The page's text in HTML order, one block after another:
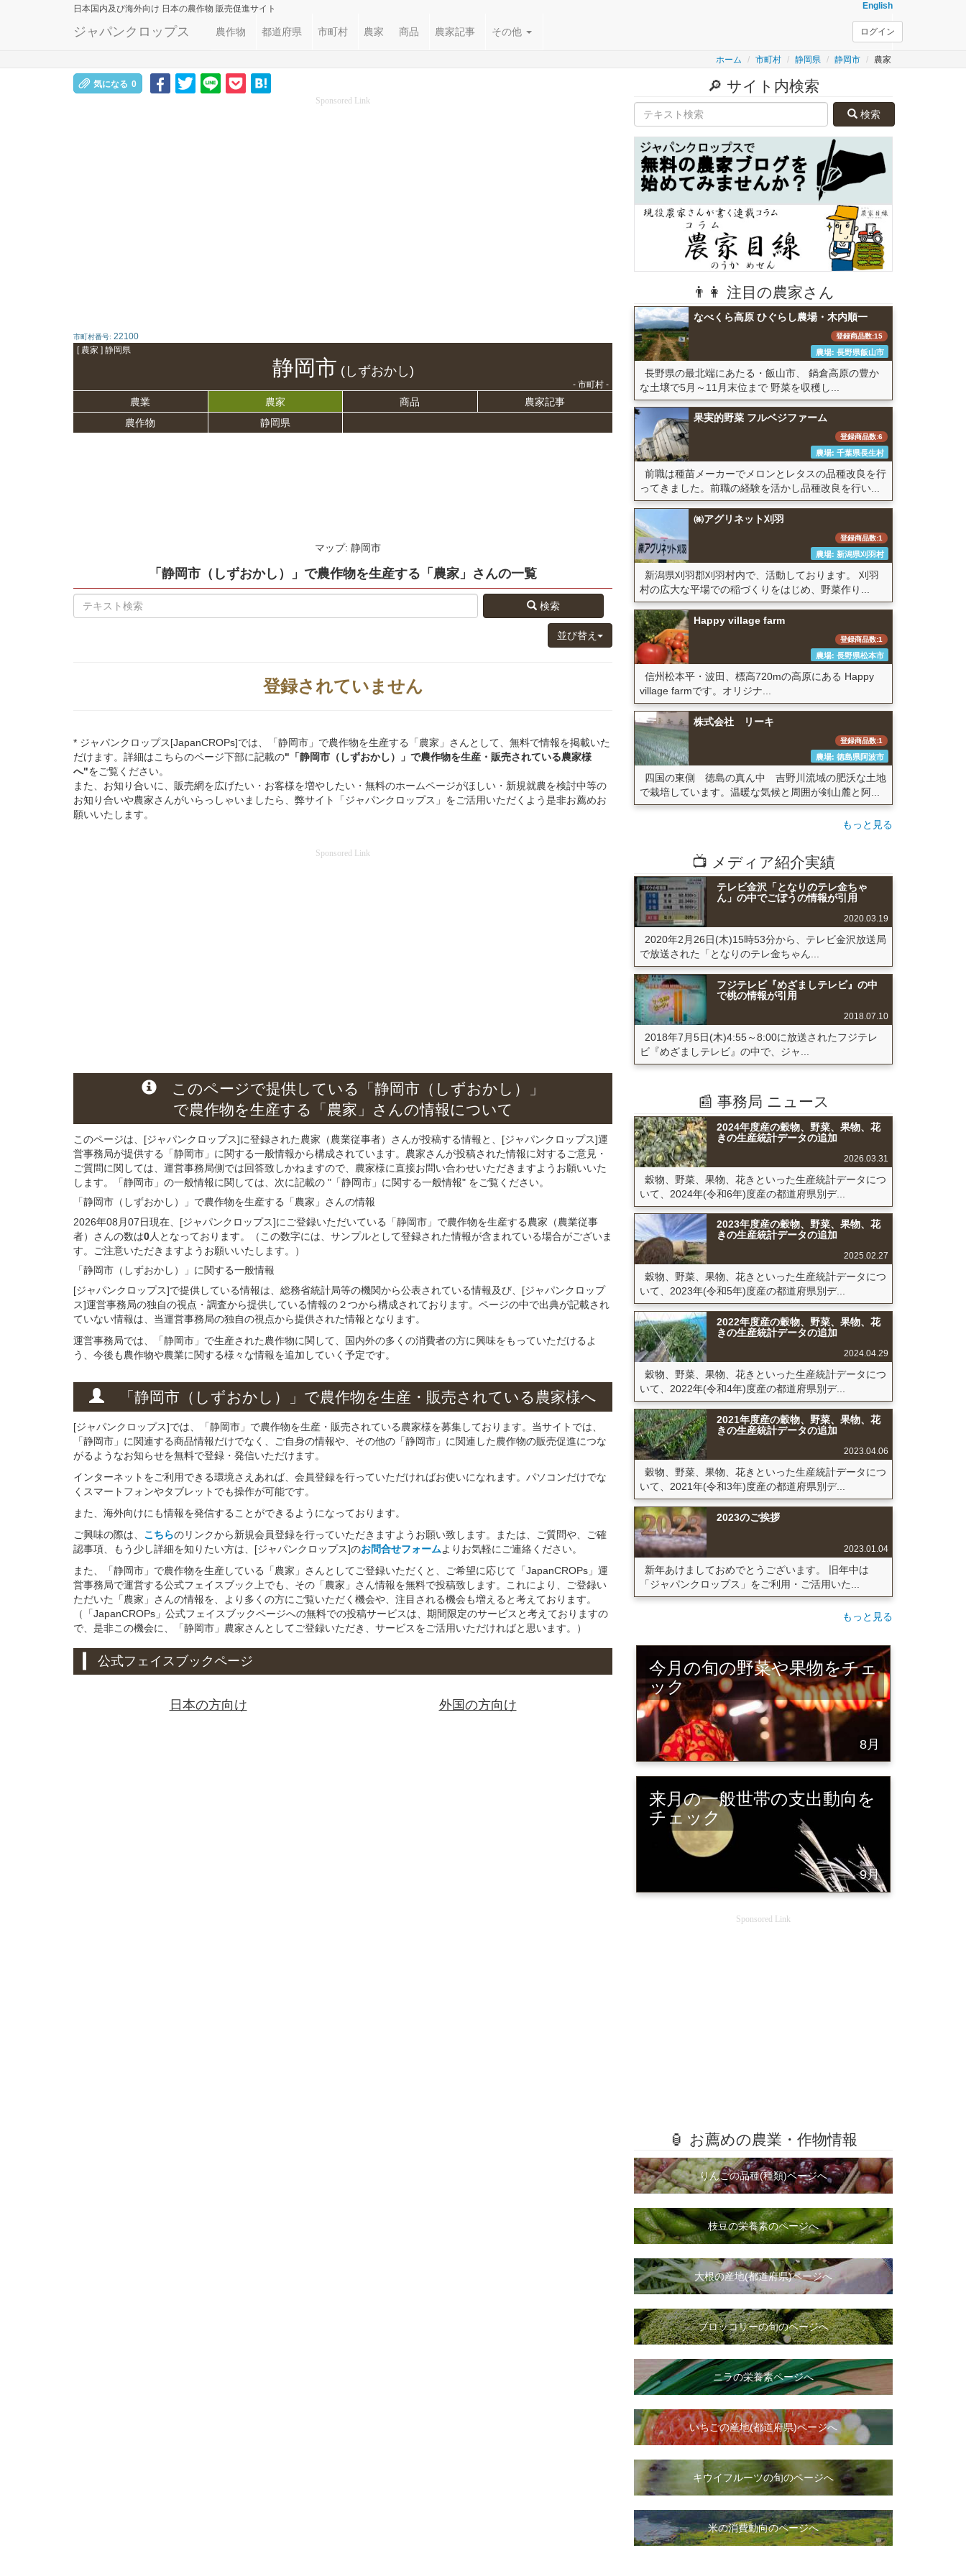
日本国内及び海外向け 日本の農作物 販売促進サイト English
ジャパンクロップス 農作物 都道府県 市町村 農家 商品 農家記事 その他 ログイン
ホーム 市町村 静岡県 静岡市 農家
気になる 0
Sponsored Link
市町村番号: 22100
[ 農家 ] 静岡県
静岡市 (しずおかし)
- 市町村 -
農業 農家 商品
農家記事
農作物
静岡県
マップ: 静岡市
「静岡市（しずおかし）」 で農作物を生産する 「農家」さんの一覧
検索
並び替え
登録されていません
* ジャパンクロップス[JapanCROPs]では、「静岡市」で農作物を生産する「農家」さんとして、無料で情報を掲載いた
だけます。詳細はこちらのページ下部に記載の"「静岡市（しずおかし）」 で農作物を生産・販売されている農家様
へ"をご覧ください。
また、お知り合いに、販売網を広げたい・お客様を増やしたい・無料のホームページがほしい・新規就農を検討中等の
お知り合いや農家さんがいらっしゃいましたら、弊サイト「ジャパンクロップス」をご活用いただくよう是非お薦めお
願いいたします。
Sponsored Link
このページで提供している
「静岡市（しずおかし）」
で農作物を生産する
「農家」さんの情報について
このページは、[ジャパンクロップス]に登録された農家（農業従事者）さんが投稿する情報と、[ジャパンクロップス]運
営事務局が提供する「静岡市」に関する一般情報から構成されています。農家さんが投稿された情報に対するご意見・
ご質問に関しては、運営事務局側では回答致しかねますので、農家様に直接お問い合わせいただきますようお願いいた
します。「静岡市」の一般情報に関しては、次に記載の "「静岡市」に関する一般情報" をご覧ください。
「静岡市（しずおかし）」 で農作物を生産する 「農家」さんの情報
2026年08月07日現在、[ジャパンクロップス]にご登録いただいている「静岡市」で農作物を生産する農家（農業従事
者）さんの数は0人となっております。（この数字には、サンプルとして登録された情報が含まれている場合がございま
す。ご注意いただきますようお願いいたします。）
「静岡市（しずおかし）」 に関する一般情報
[ジャパンクロップス]で提供している情報は、総務省統計局等の機関から公表されている情報及び、[ジャパンクロップ
ス]運営事務局の独自の視点・調査から提供している情報の２つから構成されております。ページの中で出典が記載され
ていない情報は、当運営事務局の独自の視点から提供された情報となります。
運営事務局では、「静岡市」で生産された農作物に関して、国内外の多くの消費者の方に興味をもっていただけるよ
う、今後も農作物や農業に関する様々な情報を追加していく予定です。
「静岡市（しずおかし）」 で農作物を生産・販売されている 農家様へ
[ジャパンクロップス]では、「静岡市」で農作物を生産・販売されている農家様を募集しております。当サイトでは、
「静岡市」に関連する商品情報だけでなく、ご自身の情報や、その他の「静岡市」に関連した農作物の販売促進につな
がるようなお知らせを無料で登録・発信いただけます。
インターネットをご利用できる環境さえあれば、会員登録を行っていただければお使いになれます。パソコンだけでな
くスマートフォンやタブレットでも操作が可能です。
また、海外向けにも情報を発信することができるようになっております。
ご興味の際は、 こちらのリンクから新規会員登録を行っていただきますようお願い致します。または、ご質問や、ご確
認事項、もう少し詳細を知りたい方は、[ジャパンクロップス]のお問合せフォームよりお気軽にご連絡ください。
また、「静岡市」で農作物を生産している「農家」さんとしてご登録いただくと、ご希望に応じて「JapanCROPs」運
営事務局で運営する公式フェイスブック上でも、その「農家」さん情報を無料で投稿致します。これにより、ご登録い
ただいた「農家」さんの情報を、より多くの方にご覧いただく機会や、注目される機会も増えると考えております。
（「JapanCROPs」公式フェイスブックページへの無料での投稿サービスは、期間限定のサービスと考えておりますの
で、是非この機会に、「静岡市」農家さんとしてご登録いただき、サービスをご活用いただければと思います。）
公式フェイスブックページ
日本の方向け 外国の方向け
🔎 サイト内検索
検索
👨👩 注目の農家さん
なべくら高原 ひぐらし農場・木内順一
登録商品数:15
農場: 長野県飯山市
長野県の最北端にあたる・飯山市、 鍋倉高原の豊か
な土壌で5月～11月末位まで 野菜を収穫し...
果実的野菜 フルベジファーム
登録商品数:6
農場: 千葉県長生村
前職は種苗メーカーでメロンとレタスの品種改良を行
ってきました。前職の経験を活かし品種改良を行い...
㈱アグリネット刈羽
登録商品数:1
農場: 新潟県刈羽村
新潟県刈羽郡刈羽村内で、活動しております。 刈羽
村の広大な平場での稲づくりをはじめ、野菜作り...
Happy village farm
登録商品数:1
農場: 長野県松本市
信州松本平・波田、標高720mの高原にある Happy
village farmです。オリジナ...
株式会社 リーキ
登録商品数:1
農場: 徳島県阿波市
四国の東側 徳島の真ん中 吉野川流域の肥沃な土地
で栽培しています。温暖な気候と周囲が剣山麓と阿...
もっと見る
📺 メディア紹介実績
テレビ金沢「となりのテレ金ちゃ
ん」の中でごぼうの情報が引用
2020.03.19
2020年2月26日(木)15時53分から、テレビ金沢放送局
で放送された「となりのテレ金ちゃん...
フジテレビ『めざましテレビ』の中
で桃の情報が引用
2018.07.10
2018年7月5日(木)4:55～8:00に放送されたフジテレ
ビ『めざましテレビ』の中で、ジャ...
📰 事務局 ニュース
2024年度産の穀物、野菜、果物、花
きの生産統計データの追加
2026.03.31
穀物、野菜、果物、花きといった生産統計データにつ
いて、2024年(令和6年)度産の都道府県別デ...
2023年度産の穀物、野菜、果物、花
きの生産統計データの追加
2025.02.27
穀物、野菜、果物、花きといった生産統計データにつ
いて、2023年(令和5年)度産の都道府県別デ...
2022年度産の穀物、野菜、果物、花
きの生産統計データの追加
2024.04.29
穀物、野菜、果物、花きといった生産統計データにつ
いて、2022年(令和4年)度産の都道府県別デ...
2021年度産の穀物、野菜、果物、花
きの生産統計データの追加
2023.04.06
穀物、野菜、果物、花きといった生産統計データにつ
いて、2021年(令和3年)度産の都道府県別デ...
2023のご挨拶
2023.01.04
新年あけましておめでとうございます。 旧年中は
「ジャパンクロップス」をご利用・ご活用いた...
もっと見る
今月の旬の野菜や果物をチェ
ック
8月
来月の一般世帯の支出動向を
チェック
9月
Sponsored Link
🏮 お薦めの農業・作物情報
りんごの品種(種類)ページへ
枝豆の栄養素のページへ
大根の産地(都道府県)ページへ
ブロッコリーの旬のページへ
ニラの栄養素ページへ
いちごの産地(都道府県)ページへ
キウイフルーツの旬のページへ
米の消費動向のページへ